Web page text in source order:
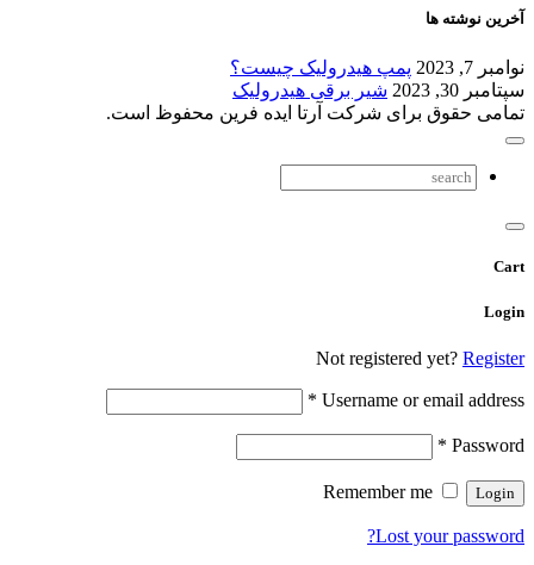
آخرین نوشته ها
نوامبر 7, 2023
پمپ هیدرولیک چیست؟
سپتامبر 30, 2023
شیر برقی هیدرولیک
تمامی حقوق برای شرکت آرتا ایده فرین محفوظ است.
Cart
Login
Not registered yet? Register
Username or email address
*
Password
*
Lost your password?